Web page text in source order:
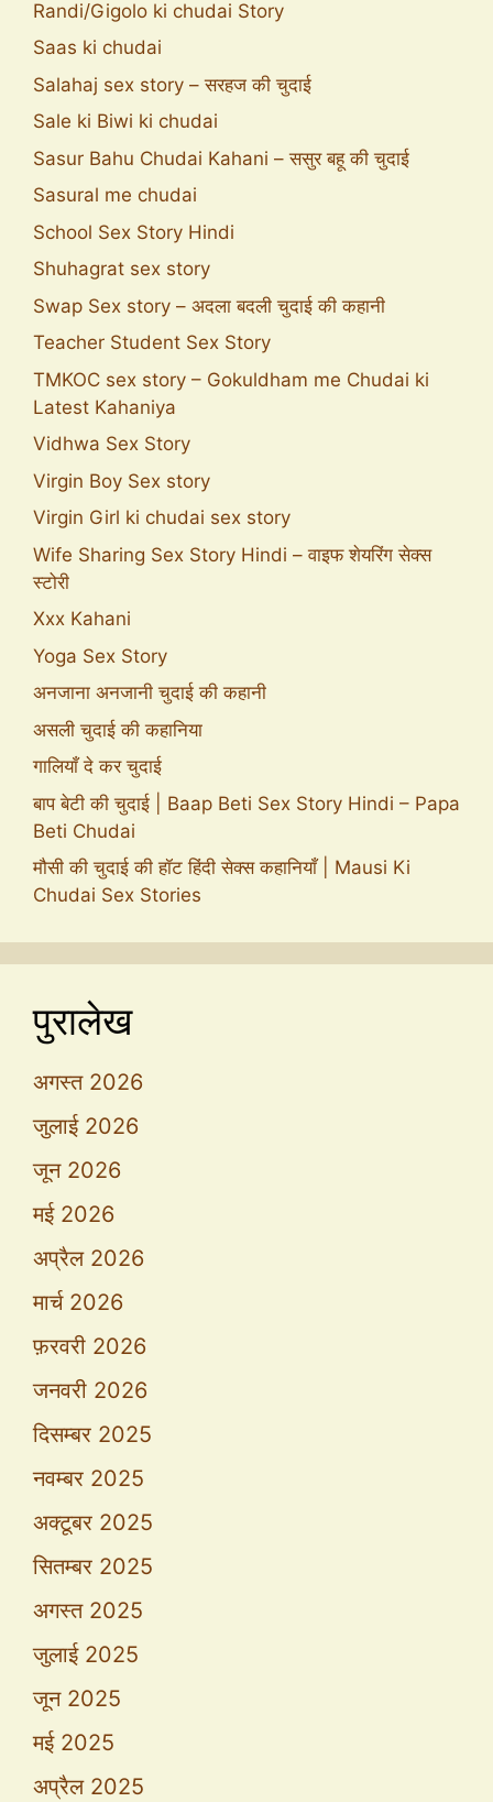
Randi/Gigolo ki chudai Story
Saas ki chudai
Salahaj sex story – सरहज की चुदाई
Sale ki Biwi ki chudai
Sasur Bahu Chudai Kahani – ससुर बहू की चुदाई
Sasural me chudai
School Sex Story Hindi
Shuhagrat sex story
Swap Sex story – अदला बदली चुदाई की कहानी
Teacher Student Sex Story
TMKOC sex story – Gokuldham me Chudai ki
Latest Kahaniya
Vidhwa Sex Story
Virgin Boy Sex story
Virgin Girl ki chudai sex story
Wife Sharing Sex Story Hindi – वाइफ शेयरिंग सेक्स
स्टोरी
Xxx Kahani
Yoga Sex Story
अनजाना अनजानी चुदाई की कहानी
असली चुदाई की कहानिया
गालियाँ दे कर चुदाई
बाप बेटी की चुदाई | Baap Beti Sex Story Hindi – Papa
Beti Chudai
मौसी की चुदाई की हॉट हिंदी सेक्स कहानियाँ | Mausi Ki
Chudai Sex Stories
पुरालेख
अगस्त 2026
जुलाई 2026
जून 2026
मई 2026
अप्रैल 2026
मार्च 2026
फ़रवरी 2026
जनवरी 2026
दिसम्बर 2025
नवम्बर 2025
अक्टूबर 2025
सितम्बर 2025
अगस्त 2025
जुलाई 2025
जून 2025
मई 2025
अप्रैल 2025